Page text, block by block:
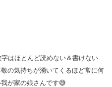
はほとんど読めない＆書けない
の気持ちが湧いてくるほど常に何
が家の娘さんです😅